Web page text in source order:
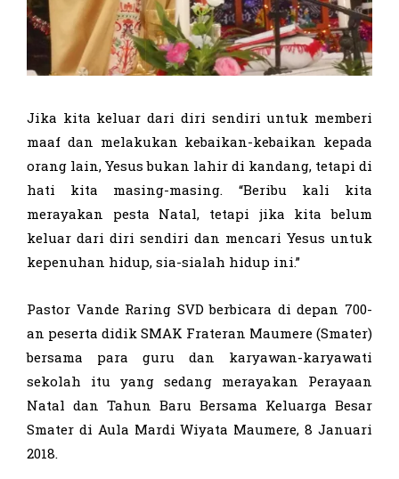
Jika kita keluar dari diri sendiri untuk memberi
maaf dan melakukan kebaikan-kebaikan kepada
orang lain, Yesus bukan lahir di kandang, tetapi di
hati kita masing-masing. “Beribu kali kita
merayakan pesta Natal, tetapi jika kita belum
keluar dari diri sendiri dan mencari Yesus untuk
kepenuhan hidup, sia-sialah hidup ini.”
Pastor Vande Raring SVD berbicara di depan 700-
an peserta didik SMAK Frateran Maumere (Smater)
bersama para guru dan karyawan-karyawati
sekolah itu yang sedang merayakan Perayaan
Natal dan Tahun Baru Bersama Keluarga Besar
Smater di Aula Mardi Wiyata Maumere, 8 Januari
2018.